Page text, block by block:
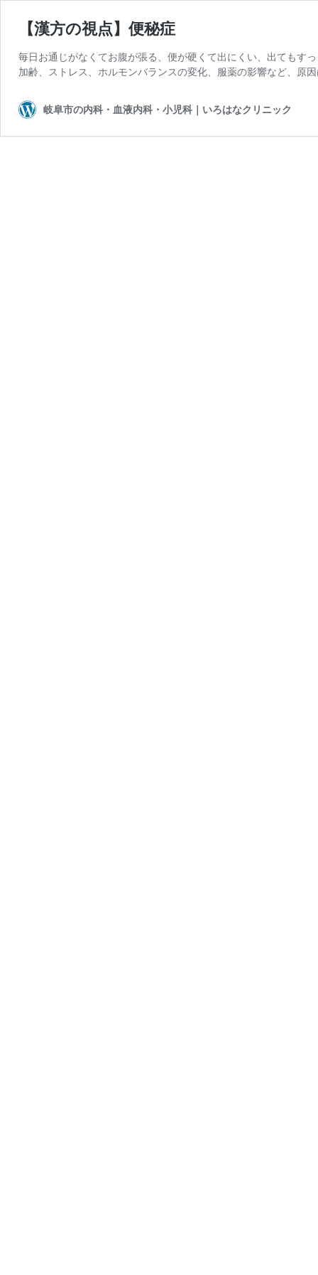
【漢方の視点】便秘症
毎日お通じがなくてお腹が張る、便が硬くて出にくい、出てもす
加齢、ストレス、ホルモンバランスの変化、服薬の影響など、原
岐阜市の内科・血液内科・小児科｜いろはなクリニック